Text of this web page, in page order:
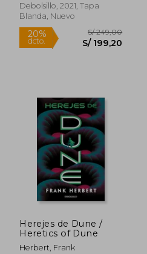
Debolsillo, 2021, Tapa
Blanda, Nuevo
S/ 199,20
Herejes de Dune /
Heretics of Dune
Herbert, Frank